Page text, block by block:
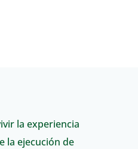
la experiencia
la ejecución de